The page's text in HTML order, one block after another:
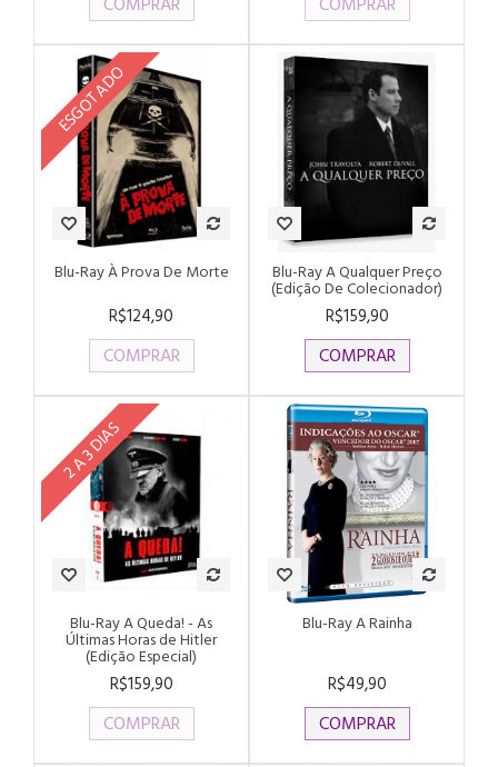
ESGOTADO
Blu-Ray À Prova De Morte
R$124,90
COMPRAR
Blu-Ray A Qualquer Preço
(Edição De Colecionador)
R$159,90
COMPRAR
2 A 3 DIAS
Blu-Ray A Queda! - As
Últimas Horas de Hitler
(Edição Especial)
R$159,90
COMPRAR
Blu-Ray A Rainha
R$49,90
COMPRAR